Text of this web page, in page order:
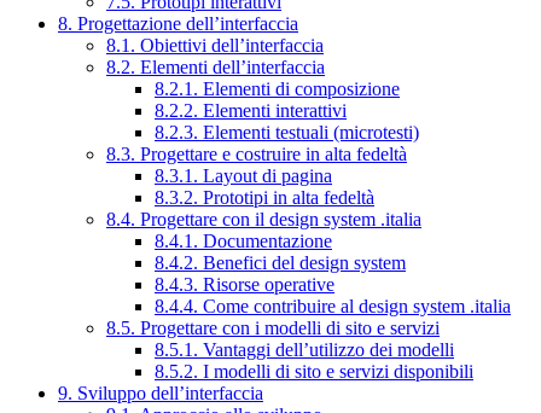
8. Progettazione dell’interfaccia
8.1. Obiettivi dell’interfaccia
8.2. Elementi dell’interfaccia
8.2.1. Elementi di composizione
8.2.2. Elementi interattivi
8.2.3. Elementi testuali (microtesti)
8.3. Progettare e costruire in alta fedeltà
8.3.1. Layout di pagina
8.3.2. Prototipi in alta fedeltà
8.4. Progettare con il design system .italia
8.4.1. Documentazione
8.4.2. Benefici del design system
8.4.3. Risorse operative
8.4.4. Come contribuire al design system .italia
8.5. Progettare con i modelli di sito e servizi
8.5.1. Vantaggi dell’utilizzo dei modelli
8.5.2. I modelli di sito e servizi disponibili
9. Sviluppo dell’interfaccia